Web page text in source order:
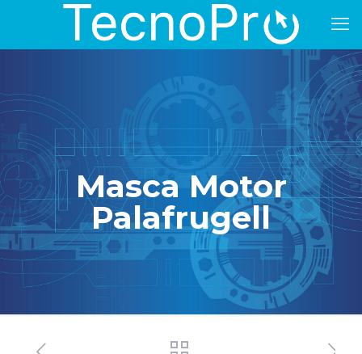
Masca Motor
Palafrugell